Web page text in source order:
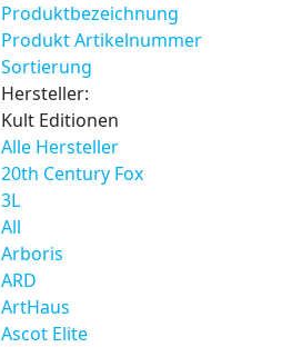
Produktbezeichnung
Produkt Artikelnummer
Sortierung
Hersteller:
Kult Editionen
Alle Hersteller
20th Century Fox
3L
All
Arboris
ARD
ArtHaus
Ascot Elite